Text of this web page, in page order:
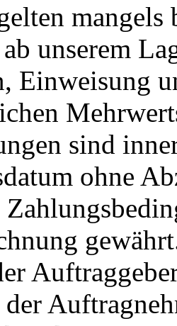
mangels
unserem
Einweisung
sind
ohne